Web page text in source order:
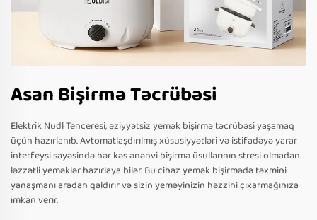
Asan Bişirmə Təcrübəsi
Elektrik Nudl Tenceresi, əziyyətsiz yemək bişirmə təcrübəsi yaşamaq
üçün hazırlanıb. Avtomatlaşdırılmış xüsusiyyətləri və istifadəyə yarar
interfeysi sayəsində hər kəs ənənvi bişirmə üsullarının stresi olmadan
ləzzətli yeməklər hazırlaya bilər. Bu cihaz yemək bişirmədə təxmini
yanaşmanı aradan qaldırır və sizin yeməyinizin həzzini çıxarmağınıza
imkan verir.